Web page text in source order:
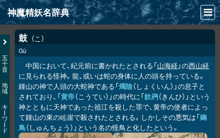
神魔精妖名辞典
NEWS
INFO
文献
検索
凖項目
画像資料便覧
五
十
音
地
域
キ
ワ
ド
鼓 こ
Gǔ
中国において、紀元前に書かれたとされる「山海経 」の西山経
に見られる怪神。龍、或いは蛇の身体に人の頭を持っている。
鍾山の神で人頭の大蛇神である「燭陰（しょくいん）」の息子と
されており、「黄帝（こうてい）」の時代に「欽䲹（きんひ）」という
神とともに天神であった祖江を殺した罪で、黄帝の使者によっ
て鍾山の東の𡺯崖で殺されたとされる。しかしその悪気は「鵕
鳥（しゅんちょう）」という名の怪鳥と化したという。